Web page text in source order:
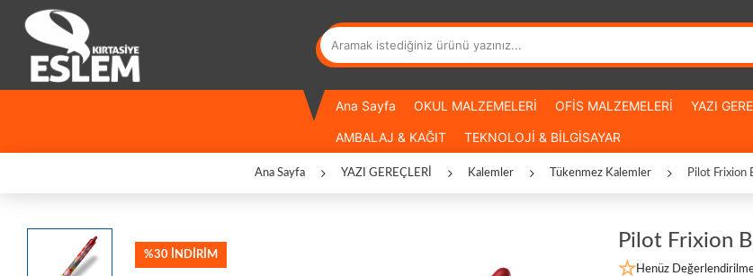
Ana Sayfa OKUL MALZEMELERİ OFİS MALZEMELERİ YAZI
AMBALAJ & KAĞIT TEKNOLOJİ & BİLGİSAYAR
Ana Sayfa YAZI GEREÇLERİ Kalemler Tükenmez Kalemler Pilot Frixion
%30 İNDİRİM
Pilot Frixion
Henüz